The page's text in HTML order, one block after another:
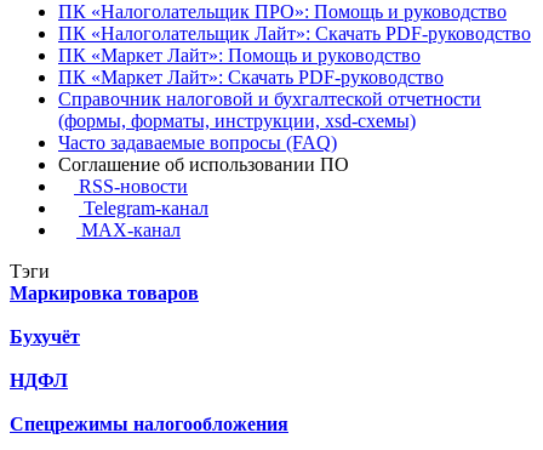
ПК «Налоголательщик ПРО»: Помощь и руководство
ПК «Налоголательщик Лайт»: Скачать PDF-руководство
ПК «Маркет Лайт»: Помощь и руководство
ПК «Маркет Лайт»: Скачать PDF-руководство
Справочник налоговой и бухгалтеской отчетности
(формы, форматы, инструкции, xsd-схемы)
Часто задаваемые вопросы (FAQ)
Соглашение об использовании ПО
RSS-новости
Telegram-канал
MAX-канал
Тэги
Маркировка товаров
Бухучёт
НДФЛ
Спецрежимы налогообложения